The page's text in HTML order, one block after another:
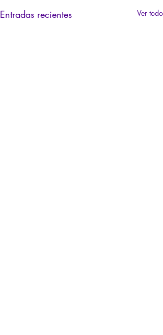
Entradas recientes Ver todo